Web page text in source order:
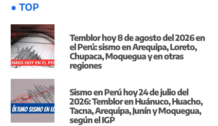
● TOP
Temblor hoy 8 de agosto del 2026 en
el Perú: sismo en Arequipa, Loreto,
Chupaca, Moquegua y en otras
regiones
Sismo en Perú hoy 24 de julio del
2026: Temblor en Huánuco, Huacho,
Tacna, Arequipa, Junín y Moquegua,
según el IGP